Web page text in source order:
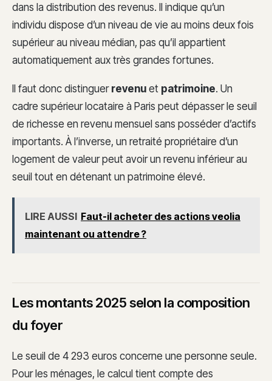
dans la distribution des revenus. Il indique qu’un
individu dispose d’un niveau de vie au moins deux fois
supérieur au niveau médian, pas qu’il appartient
automatiquement aux très grandes fortunes.
Il faut donc distinguer revenu et patrimoine. Un
cadre supérieur locataire à Paris peut dépasser le seuil
de richesse en revenu mensuel sans posséder d’actifs
importants. À l’inverse, un retraité propriétaire d’un
logement de valeur peut avoir un revenu inférieur au
seuil tout en détenant un patrimoine élevé.
LIRE AUSSI Faut-il acheter des actions veolia
maintenant ou attendre ?
Les montants 2025 selon la composition
du foyer
Le seuil de 4 293 euros concerne une personne seule.
Pour les ménages, le calcul tient compte des